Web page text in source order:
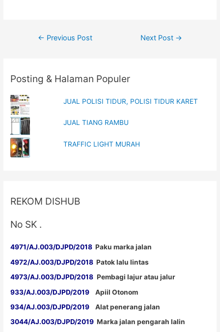
d
o
Post
← Previous Post Next Post →
Posting & Halaman Populer
JUAL POLISI TIDUR, POLISI TIDUR KARET
JUAL TIANG RAMBU
TRAFFIC LIGHT MURAH
REKOM DISHUB
No SK .
4971/AJ.003/DJPD/2018 Paku marka jalan
4972/AJ.003/DJPD/2018 Patok lalu lintas
4973/AJ.003/DJPD/2018 Pembagi lajur atau jalur
933/AJ.003/DJPD/2019 Apiil Otonom
934/AJ.003/DJPD/2019 Alat penerang jalan
3044/AJ.003/DJPD/2019 Marka jalan pengarah lalin